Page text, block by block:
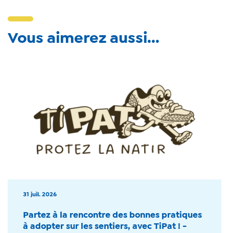
Vous aimerez aussi...
31 juil. 2026
Partez à la rencontre des bonnes pratiques
à adopter sur les sentiers, avec TiPat ! -